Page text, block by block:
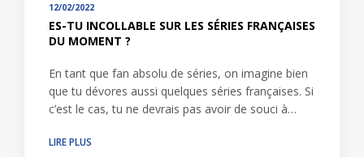
12/02/2022
ES-TU INCOLLABLE SUR LES SÉRIES FRANÇAISES
DU MOMENT ?
En tant que fan absolu de séries, on imagine bien
que tu dévores aussi quelques séries françaises. Si
c’est le cas, tu ne devrais pas avoir de souci à…
LIRE PLUS